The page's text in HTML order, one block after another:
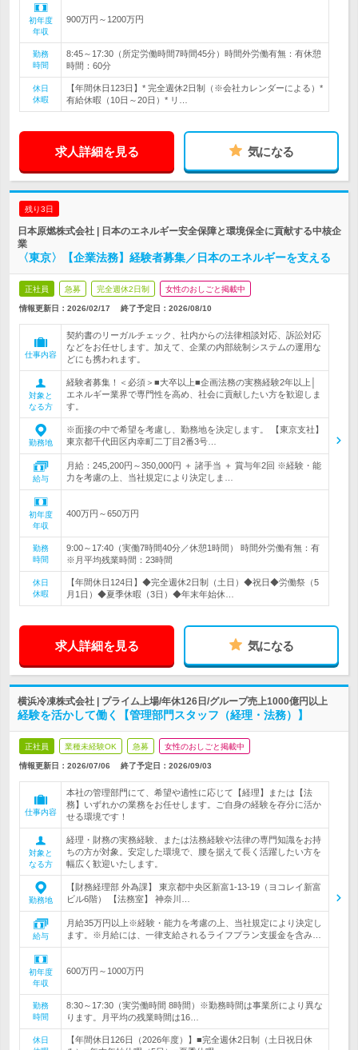
初年度
年収
900万円～1200万円
勤務
時間
8:45～17:30（所定労働時間7時間45分）時間外労働有無：有休憩
時間：60分
休日
休暇
【年間休日123日】* 完全週休2日制（※会社カレンダーによる）*
有給休暇（10日～20日）* リ…
求人詳細を見る 気になる
残り3日
日本原燃株式会社 | 日本のエネルギー安全保障と環境保全に貢献する中核企
業
〈東京〉【企業法務】経験者募集／日本のエネルギーを支える
正社員 急募 完全週休2日制 女性のおしごと掲載中
情報更新日：2026/02/17 終了予定日： 2026/08/10
仕事内容
契約書のリーガルチェック、社内からの法律相談対応、訴訟対応
などをお任せします。加えて、企業の内部統制システムの運用な
どにも携われます。
対象と
なる方
経験者募集！＜必須＞■大卒以上■企画法務の実務経験2年以上│
エネルギー業界で専門性を高め、社会に貢献したい方を歓迎しま
す。
勤務地
※面接の中で希望を考慮し、勤務地を決定します。 【東京支社】
東京都千代田区内幸町二丁目2番3号…
給与
月給：245,200円～350,000円 ＋ 諸手当 ＋ 賞与年2回 ※経験・能
力を考慮の上、当社規定により決定しま…
初年度
年収
400万円～650万円
勤務
時間
9:00～17:40（実働7時間40分／休憩1時間） 時間外労働有無：有
※月平均残業時間：23時間
休日
休暇
【年間休日124日】◆完全週休2日制（土日）◆祝日◆労働祭（5
月1日）◆夏季休暇（3日）◆年末年始休…
求人詳細を見る 気になる
横浜冷凍株式会社 | プライム上場/年休126日/グループ売上1000億円以上
経験を活かして働く【管理部門スタッフ（経理・法務）】
正社員 業種未経験OK 急募 女性のおしごと掲載中
情報更新日：2026/07/06 終了予定日： 2026/09/03
仕事内容
本社の管理部門にて、希望や適性に応じて【経理】または【法
務】いずれかの業務をお任せします。ご自身の経験を存分に活か
せる環境です！
対象と
なる方
経理・財務の実務経験、または法務経験や法律の専門知識をお持
ちの方が対象。安定した環境で、腰を据えて長く活躍したい方を
幅広く歓迎いたします。
勤務地
【財務経理部 外為課】 東京都中央区新富1-13-19（ヨコレイ新富
ビル6階） 【法務室】 神奈川…
給与
月給35万円以上※経験・能力を考慮の上、当社規定により決定し
ます。※月給には、一律支給されるライフプラン支援金を含み…
初年度
年収
600万円～1000万円
勤務
時間
8:30～17:30（実労働時間 8時間）※勤務時間は事業所により異な
ります。月平均の残業時間は16…
休日
【年間休日126日（2026年度）】■完全週休2日制（土日祝日休